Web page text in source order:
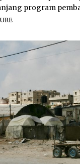
program